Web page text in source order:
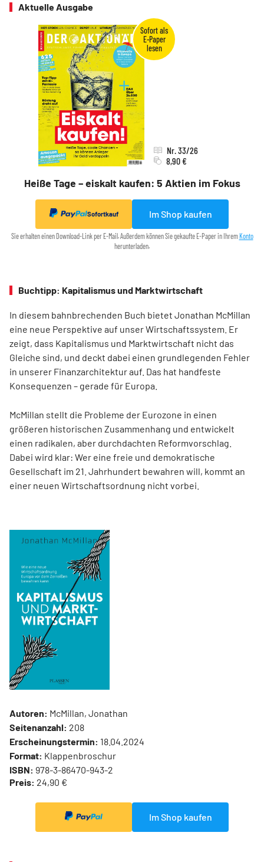
Aktuelle Ausgabe
Heiße Tage – eiskalt kaufen: 5 Aktien im Fokus
Nr. 33/26
8,90 €
Sofortkauf Im Shop kaufen
Sie erhalten einen Download-Link per E-Mail. Außerdem können Sie gekaufte E-Paper in Ihrem Konto
herunterladen.
Buchtipp: Kapitalismus und Marktwirtschaft
In diesem bahnbrechenden Buch bietet Jonathan McMillan
eine neue Perspektive auf unser Wirtschaftssystem. Er
zeigt, dass Kapitalismus und Marktwirtschaft nicht das
Gleiche sind, und deckt dabei einen grundlegenden Fehler
in unserer Finanzarchitektur auf. Das hat handfeste
Konsequenzen – gerade für Europa.
McMillan stellt die Probleme der Eurozone in einen
größeren historischen Zusammenhang und entwickelt
einen radikalen, aber durchdachten Reformvorschlag.
Dabei wird klar: Wer eine freie und demokratische
Gesellschaft im 21. Jahrhundert bewahren will, kommt an
einer neuen Wirtschaftsordnung nicht vorbei.
Autoren: McMillan, Jonathan
Seitenanzahl: 208
Erscheinungstermin: 18.04.2024
Format: Klappenbroschur
ISBN: 978-3-86470-943-2
Preis: 24,90 €
Im Shop kaufen